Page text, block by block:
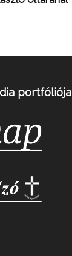
portfóliója